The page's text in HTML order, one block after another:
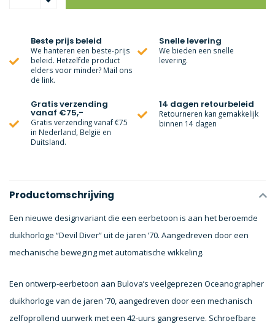
Beste prijs beleid
We hanteren een beste-prijs
beleid. Hetzelfde product
elders voor minder? Mail ons
de link.
Snelle levering
We bieden een snelle
levering.
Gratis verzending
vanaf €75,-
Gratis verzending vanaf €75
in Nederland, België en
Duitsland.
14 dagen retourbeleid
Retourneren kan gemakkelijk
binnen 14 dagen
Productomschrijving
Een nieuwe designvariant die een eerbetoon is aan het beroemde
duikhorloge “Devil Diver” uit de jaren ’70. Aangedreven door een
mechanische beweging met automatische wikkeling.
Een ontwerp-eerbetoon aan Bulova’s veelgeprezen Oceanographer
duikhorloge van de jaren ’70, aangedreven door een mechanisch
zelfoprollend uurwerk met een 42-uurs gangreserve. Schroefbare